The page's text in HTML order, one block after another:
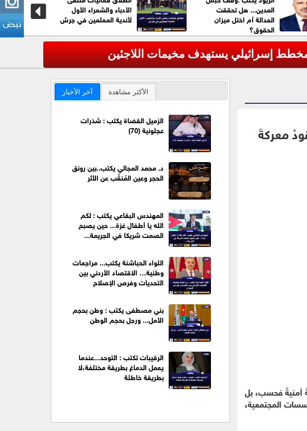
المدين... هل تحققت
العدالة أم اختل ميزان
الحقوق؟
الأدباء والشعراء الأول
لأندية المعلمين في جرش
إسرائيلي يستهدف مخيمات اللاجئين
معركةَ
أمنيةً فحسب، بل
المجتمعية،
آخر الأخبار الأكثر مشاهدة
الزميل القضاة يكتب : شذرات
عجلونية (70)
د. محمد المجالي يكتب..بين رونق
الحجر وعين المُنقِّب عن الأثر
المهندس البقاعي يكتب : لكم
الله يا أطفال غزة... حين يصبح
الصمت شريكا في الجريمة...
اللواء الحباشنة يكتب... مراجعات
وطنية… الاقتصاد الأردني بين
التحديات وفرص الإصلاح
بني مصطفى يكتب : وطن بحجم
الأمل... ورجل بحجم الوطن
الرقيبات تكتب : التوحد...عندما
يعمل الدماغ بطريقة مختلفة،لا
بطريقة خاطئة